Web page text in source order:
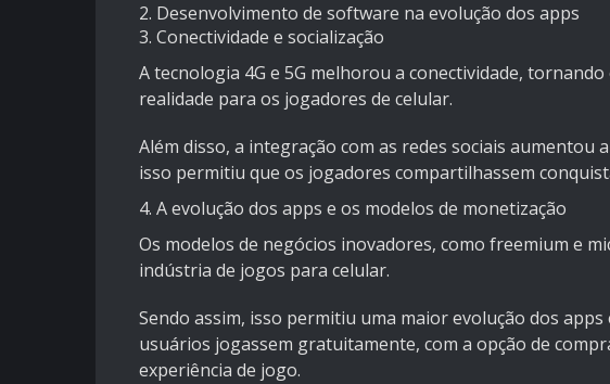
2. Desenvolvimento de software na evolução dos apps
3. Conectividade e socialização
A tecnologia 4G e 5G melhorou a conectividade,
realidade para os jogadores de celular.
Além disso, a integração com as redes sociais aumentou
isso permitiu que os jogadores compartilhassem
4. A evolução dos apps e os modelos de monetização
Os modelos de negócios inovadores, como freemium e
indústria de jogos para celular.
Sendo assim, isso permitiu uma maior evolução dos
usuários jogassem gratuitamente, com a opção de
experiência de jogo.